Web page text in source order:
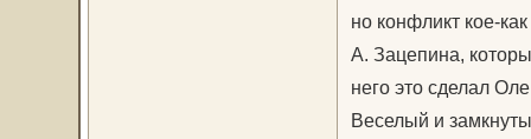
но конфликт кое-
А. Зацепина,
него это сделал
Веселый и